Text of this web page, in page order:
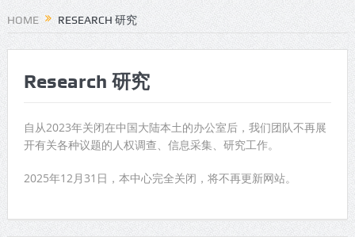
人进行庭审
HOME RESEARCH 研究
Research 研究
自从2023年关闭在中国大陆本土的办公室后，我们团队不再展
开有关各种议题的人权调查、信息采集、研究工作。
2025年12月31日，本中心完全关闭，将不再更新网站。